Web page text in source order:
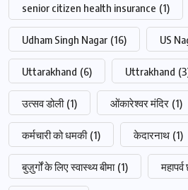
senior citizen health insurance (1)
Udham Singh Nagar (16) US
Uttarakhand (6) Uttrakhand
उत्सव डोली (1) ओंकारेश्वर मंदिर (1)
कर्मचारी को धमकी (1) केदारनाथ (1)
बुज़ुर्गों के लिए स्वास्थ्य बीमा (1)